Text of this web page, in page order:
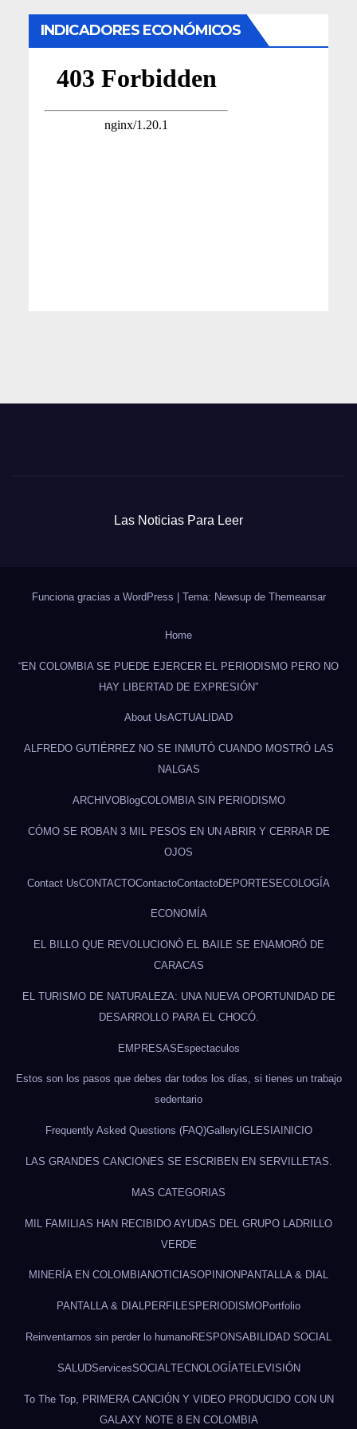
INDICADORES ECONÓMICOS
Las Noticias Para Leer
Funciona gracias a WordPress | Tema: Newsup de Themeansar
Home
“EN COLOMBIA SE PUEDE EJERCER EL PERIODISMO PERO NO
HAY LIBERTAD DE EXPRESIÓN”
About UsACTUALIDAD
ALFREDO GUTIÉRREZ NO SE INMUTÓ CUANDO MOSTRÓ LAS
NALGAS
ARCHIVOBlogCOLOMBIA SIN PERIODISMO
CÓMO SE ROBAN 3 MIL PESOS EN UN ABRIR Y CERRAR DE
OJOS
Contact UsCONTACTOContactoContactoDEPORTESECOLOGÍA
ECONOMÍA
EL BILLO QUE REVOLUCIONÓ EL BAILE SE ENAMORÓ DE
CARACAS
EL TURISMO DE NATURALEZA: UNA NUEVA OPORTUNIDAD DE
DESARROLLO PARA EL CHOCÓ.
EMPRESASEspectaculos
Estos son los pasos que debes dar todos los días, si tienes un trabajo
sedentario
Frequently Asked Questions (FAQ)GalleryIGLESIAINICIO
LAS GRANDES CANCIONES SE ESCRIBEN EN SERVILLETAS.
MAS CATEGORIAS
MIL FAMILIAS HAN RECIBIDO AYUDAS DEL GRUPO LADRILLO
VERDE
MINERÍA EN COLOMBIANOTICIASOPINION PANTALLA & DIAL
PANTALLA & DIALPERFILES PERIODISMOPortfolio
Reinventarnos sin perder lo humanoRESPONSABILIDAD SOCIAL
SALUDServicesSOCIAL TECNOLOGÍATELEVISIÓN
To The Top, PRIMERA CANCIÓN Y VIDEO PRODUCIDO CON UN
GALAXY NOTE 8 EN COLOMBIA